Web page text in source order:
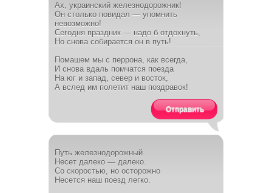
Ах, украинский железнодорожник!
Он столько повидал — упомнить
невозможно!
Сегодня праздник — надо б отдохнуть,
Но снова собирается он в путь!
Помашем мы с перрона, как всегда,
И снова вдаль помчатся поезда
На юг и запад, север и восток,
А вслед им полетит наш поздравок!
Отправить
Путь железнодорожный
Несет далеко — далеко.
Со скоростью, но осторожно
Несется наш поезд легко.